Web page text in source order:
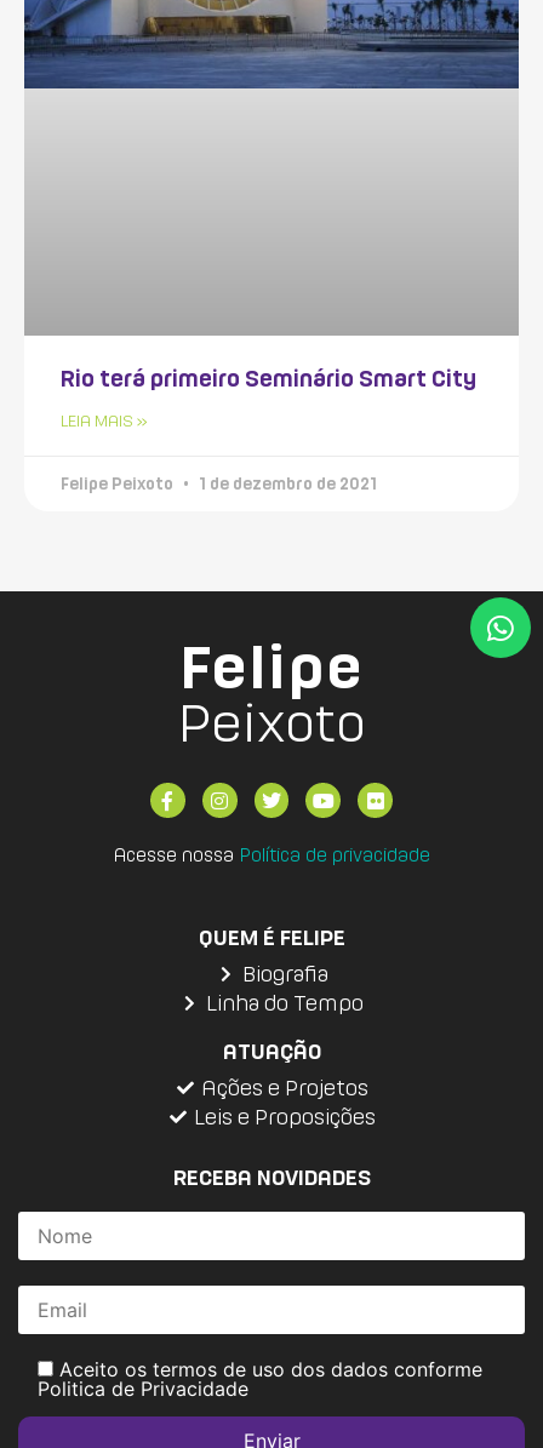
Rio terá primeiro Seminário Smart City
LEIA MAIS »
Felipe Peixoto 1 de dezembro de 2021
Felipe
Peixoto
Acesse nossa Política de privacidade
QUEM É FELIPE
Biografia
Linha do Tempo
ATUAÇÃO
Ações e Projetos
Leis e Proposições
RECEBA NOVIDADES
Aceito os termos de uso dos dados conforme
Politica de Privacidade